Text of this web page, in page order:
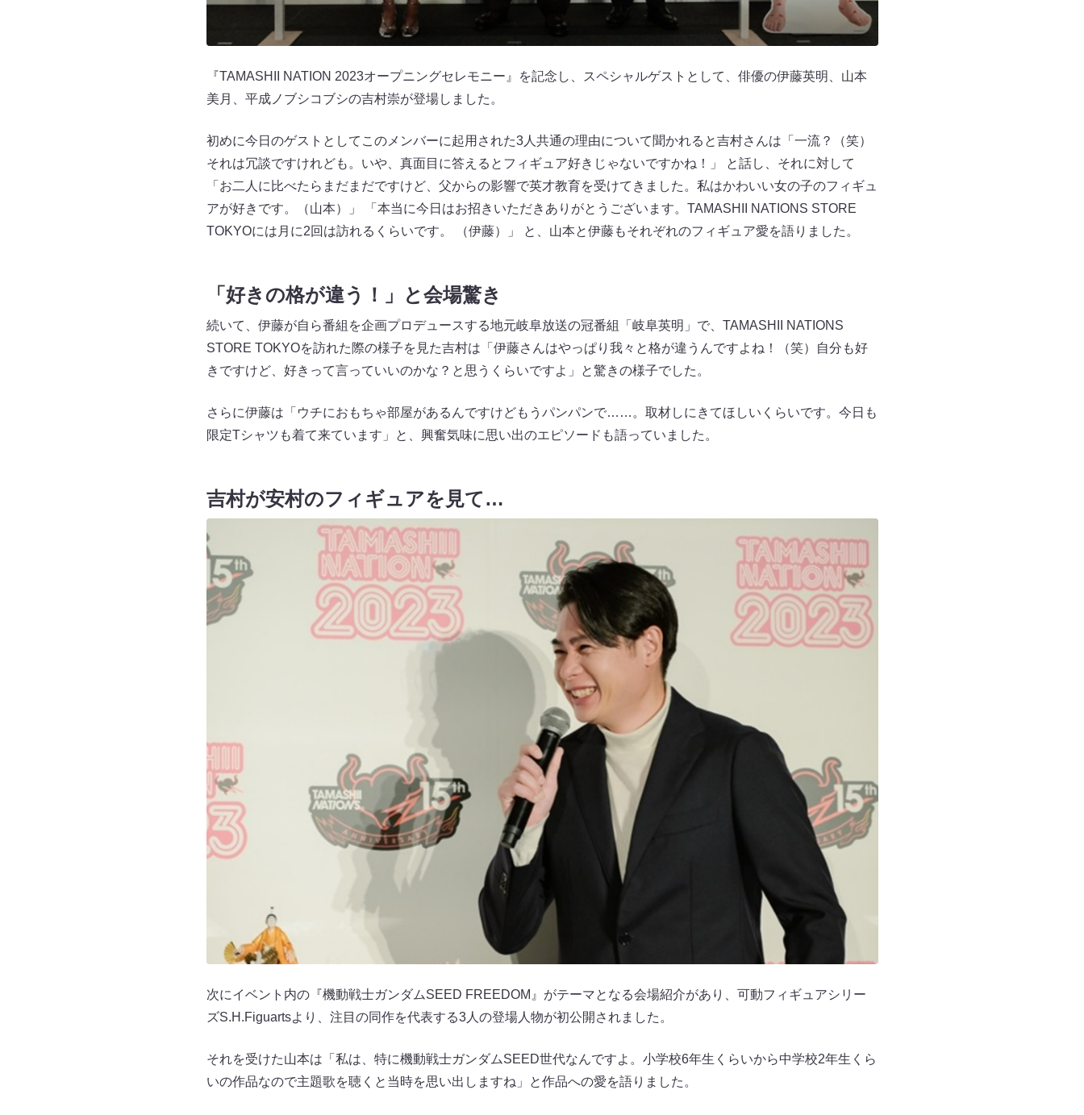
『TAMASHII NATION 2023オープニングセレモニー』を記念し、スペシャルゲストとして、俳優の伊藤英明、山本
美月、平成ノブシコブシの吉村崇が登場しました。
初めに今日のゲストとしてこのメンバーに起用された3人共通の理由について聞かれると吉村さんは「一流？（笑）
それは冗談ですけれども。いや、真面目に答えるとフィギュア好きじゃないですかね！」 と話し、それに対して
「お二人に比べたらまだまだですけど、父からの影響で英才教育を受けてきました。私はかわいい女の子のフィギュ
アが好きです。（山本）」 「本当に今日はお招きいただきありがとうございます。TAMASHII NATIONS STORE
TOKYOには月に2回は訪れるくらいです。 （伊藤）」 と、山本と伊藤もそれぞれのフィギュア愛を語りました。
「好きの格が違う！」と会場驚き
続いて、伊藤が自ら番組を企画プロデュースする地元岐阜放送の冠番組「岐阜英明」で、TAMASHII NATIONS
STORE TOKYOを訪れた際の様子を見た吉村は「伊藤さんはやっぱり我々と格が違うんですよね！（笑）自分も好
きですけど、好きって言っていいのかな？と思うくらいですよ」と驚きの様子でした。
さらに伊藤は「ウチにおもちゃ部屋があるんですけどもうパンパンで……。取材しにきてほしいくらいです。今日も
限定Tシャツも着て来ています」と、興奮気味に思い出のエピソードも語っていました。
吉村が安村のフィギュアを見て…
次にイベント内の『機動戦士ガンダムSEED FREEDOM』がテーマとなる会場紹介があり、可動フィギュアシリー
ズS.H.Figuartsより、注目の同作を代表する3人の登場人物が初公開されました。
それを受けた山本は「私は、特に機動戦士ガンダムSEED世代なんですよ。小学校6年生くらいから中学校2年生くら
いの作品なので主題歌を聴くと当時を思い出しますね」と作品への愛を語りました。